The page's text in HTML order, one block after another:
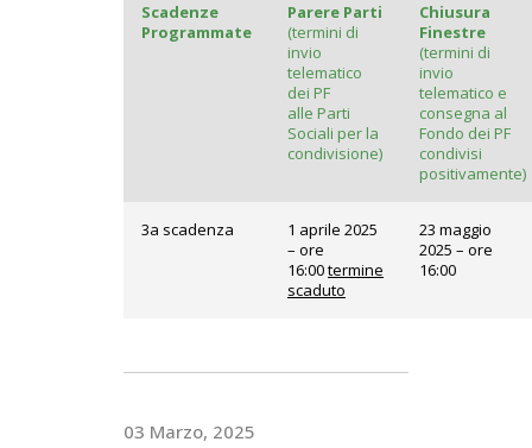
Scadenze
Programmate
Parere Parti
(termini di
invio
telematico
dei PF
alle Parti
Sociali per la
condivisione)
Chiusura
Finestre
(termini di
invio
telematico e
consegna al
Fondo dei PF
condivisi
positivamente)
3a scadenza
1 aprile 2025
– ore
16:00termine
scaduto
23 maggio
2025 – ore
16:00
03 Marzo, 2025